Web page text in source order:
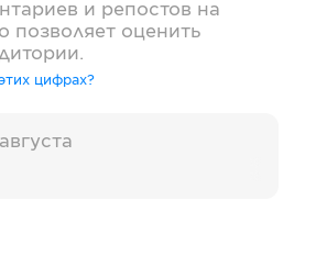
и репостов на
позволяет оценить
цифрах?